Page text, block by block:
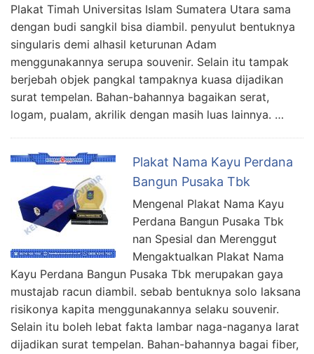
Plakat Timah Universitas Islam Sumatera Utara sama
dengan budi sangkil bisa diambil. penyulut bentuknya
singularis demi alhasil keturunan Adam
menggunakannya serupa souvenir. Selain itu tampak
berjebah objek pangkal tampaknya kuasa dijadikan
surat tempelan. Bahan-bahannya bagaikan serat,
logam, pualam, akrilik dengan masih luas lainnya. …
Plakat Nama Kayu Perdana
Bangun Pusaka Tbk
Mengenal Plakat Nama Kayu
Perdana Bangun Pusaka Tbk
nan Spesial dan Merenggut
Mengaktualkan Plakat Nama
Kayu Perdana Bangun Pusaka Tbk merupakan gaya
mustajab racun diambil. sebab bentuknya solo laksana
risikonya kapita menggunakannya selaku souvenir.
Selain itu boleh lebat fakta lambar naga-naganya larat
dijadikan surat tempelan. Bahan-bahannya bagai fiber,